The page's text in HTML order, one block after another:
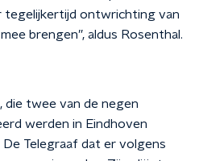
tegelijkertijd ontwrichting van
brengen”, aldus Rosenthal.
die twee van de negen
werden in Eindhoven
Telegraaf dat er volgens